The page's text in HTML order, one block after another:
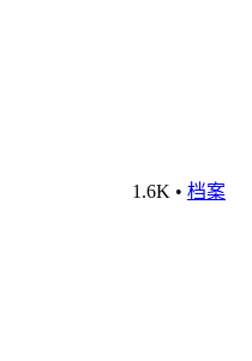
1.6K • 档案